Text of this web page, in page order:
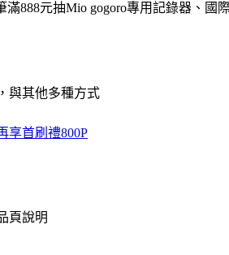
滿888元抽Mio gogoro專用記錄器、國
與其他多種方式
享首刷禮800P
頁說明